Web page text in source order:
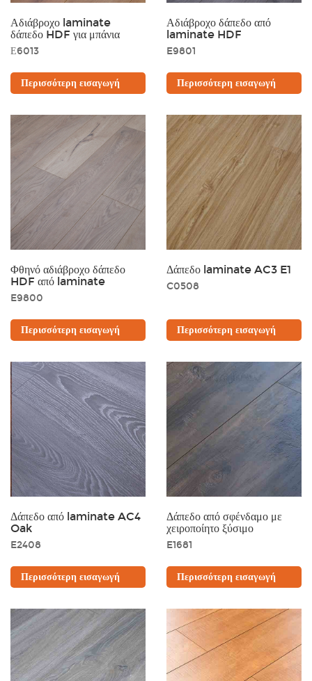
Αδιάβροχο laminate
δάπεδο HDF για μπάνια
Ε6013
Περισσότερη εισαγωγή
Αδιάβροχο δάπεδο από
laminate HDF
E9801
Περισσότερη εισαγωγή
Φθηνό αδιάβροχο δάπεδο
HDF από laminate
E9800
Περισσότερη εισαγωγή
Δάπεδο laminate AC3 E1
C0508
Περισσότερη εισαγωγή
Δάπεδο από laminate AC4
Oak
E2408
Περισσότερη εισαγωγή
Δάπεδο από σφένδαμο με
χειροποίητο ξύσιμο
E1681
Περισσότερη εισαγωγή